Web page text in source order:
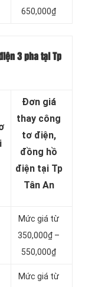
650,000₫
3 pha tại Tp
Đơn giá
thay công
tơ điện,
đồng hồ
điện tại Tp
Tân An
Mức giá từ
350,000₫ –
550,000₫
Mức giá từ